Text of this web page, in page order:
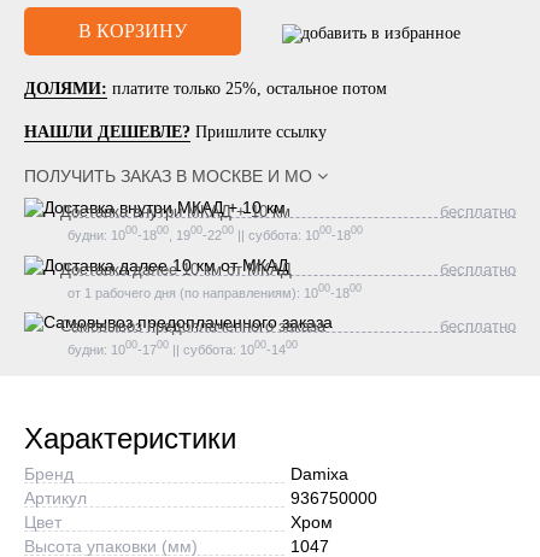
ДОЛЯМИ: платите только 25%, остальное потом
НАШЛИ ДЕШЕВЛЕ? Пришлите ссылку
ПОЛУЧИТЬ ЗАКАЗ В МОСКВЕ И МО
Доставка внутри МКАД + 10 км
будни: 1000-1800 , 1900-2200 || суббота: 1000-1800
бесплатно
Доставка далее 10 км от МКАД
от 1 рабочего дня (по направлениям): 1000-1800
бесплатно
Самовывоз предоплаченного заказа
будни: 1000-1700 || суббота: 1000-1400
бесплатно
Характеристики
Бренд
Damixa
Артикул
936750000
Цвет
Хром
Высота упаковки (мм)
1047